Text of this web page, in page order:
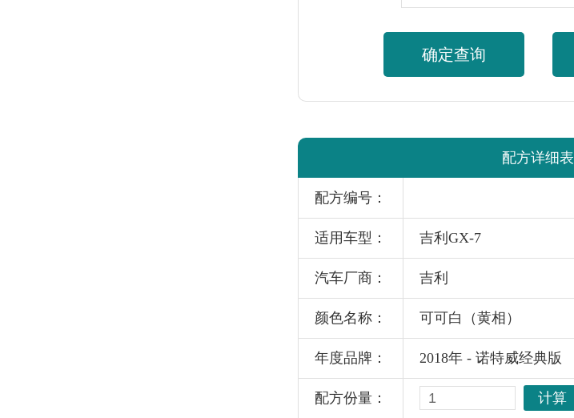
确定查询
配方详细表
配方编号：
适用车型： 吉利GX-7
汽车厂商： 吉利
颜色名称： 可可白（黄相）
年度品牌： 2018年 - 诺特威经典版
配方份量： 计算